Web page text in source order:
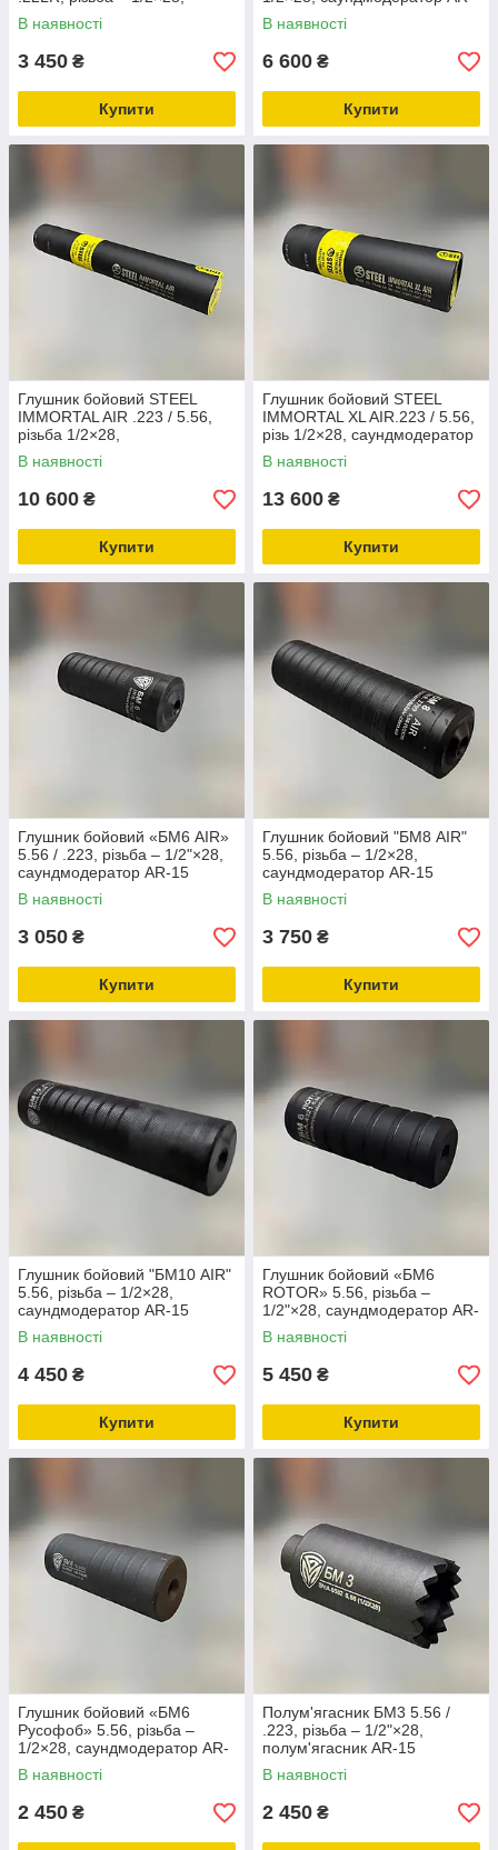
саундмодератор AR-15
В наявності
3 450 ₴
Купити
15 (016.944.000-45)
В наявності
6 600 ₴
Купити
Глушник бойовий STEEL
IMMORTAL AIR .223 / 5.56,
різьба 1/2×28,
саундмодератор AR-15
(011.000.000-45)
В наявності
10 600 ₴
Купити
Глушник бойовий STEEL
IMMORTAL XL AIR.223 / 5.56,
різь 1/2×28, саундмодератор
AR-15 (053.000.000-45)
В наявності
13 600 ₴
Купити
Глушник бойовий «БМ6 AIR»
5.56 / .223, різьба – 1/2"×28,
саундмодератор AR-15
В наявності
3 050 ₴
Купити
Глушник бойовий "БМ8 AIR"
5.56, різьба – 1/2×28,
саундмодератор AR-15
В наявності
3 750 ₴
Купити
Глушник бойовий "БМ10 AIR"
5.56, різьба – 1/2×28,
саундмодератор AR-15
В наявності
4 450 ₴
Купити
Глушник бойовий «БМ6
ROTOR» 5.56, різьба –
1/2"×28, саундмодератор AR-
15
В наявності
5 450 ₴
Купити
Глушник бойовий «БМ6
Русофоб» 5.56, різьба –
1/2×28, саундмодератор AR-
15
В наявності
2 450 ₴
Полум'ягасник БМ3 5.56 /
.223, різьба – 1/2"×28,
полум'ягасник AR-15
В наявності
2 450 ₴